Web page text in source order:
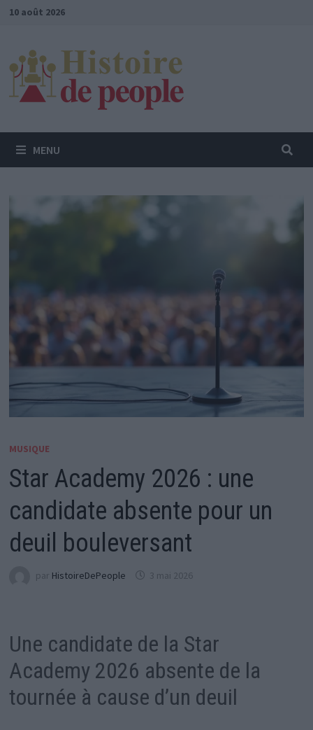
Passer
contenu
10 août 2026
MENU
MUSIQUE
Star Academy 2026 : une
candidate absente pour un
deuil bouleversant
par HistoireDePeople 3 mai 2026
Une candidate de la Star
Academy 2026 absente de la
tournée à cause d’un deuil